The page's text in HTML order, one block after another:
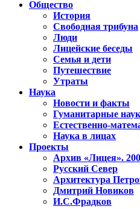
Общество
История
Свободная трибуна
Люди
Лицейские беседы
Семья и дети
Путешествие
Утраты
Наука
Новости и факты
Гуманитарные
Естественно-
Наука в лицах
Проекты
Архив «Лицея».
Русский Север
Архитектура
Дмитрий Новиков
И.С.Фрадков